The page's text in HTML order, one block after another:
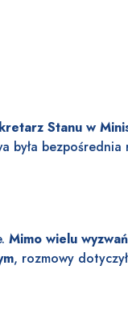
Stanu w
była
Mimo wielu wyzwań
, rozmowy